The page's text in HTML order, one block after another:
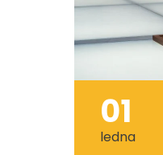
01
ledna